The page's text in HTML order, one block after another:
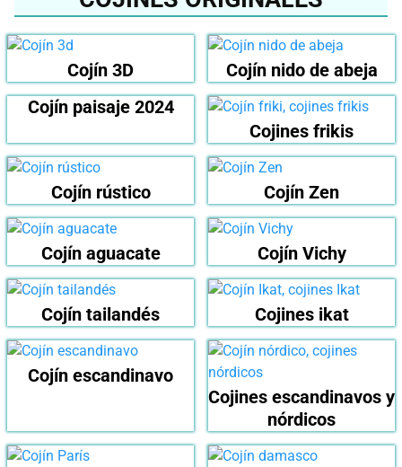
Cojín 3D
Cojín nido de abeja
Cojín paisaje 2024
Cojines frikis
Cojín rústico Cojín Zen
Cojín aguacate Cojín Vichy
Cojín tailandés Cojines ikat
Cojín escandinavo
Cojines escandinavos y
nórdicos